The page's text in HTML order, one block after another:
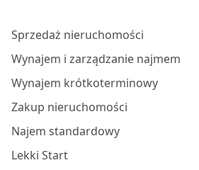
Sprzedaż nieruchomości
Wynajem i zarządzanie najmem
Wynajem krótkoterminowy
Zakup nieruchomości
Najem standardowy
Lekki Start